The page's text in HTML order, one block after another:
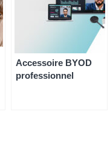
Accessoire BYOD
professionnel